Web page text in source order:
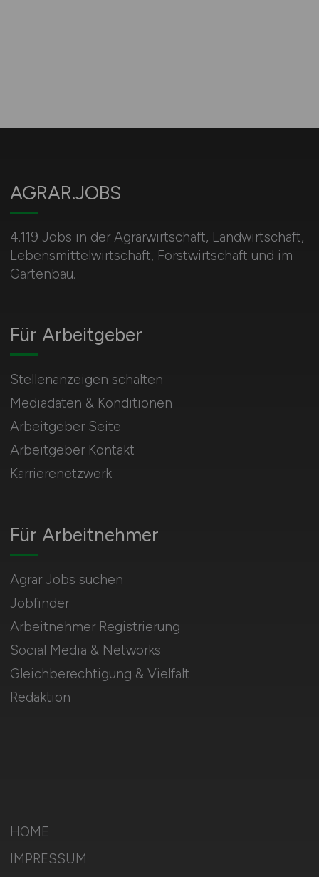
AGRAR.JOBS
4.119 Jobs in der Agrarwirtschaft, Landwirtschaft,
Lebensmittelwirtschaft, Forstwirtschaft und im
Gartenbau.
Für Arbeitnehmer
Agrar Jobs suchen
Jobfinder
Arbeitnehmer Registrierung
Social Media & Networks
Gleichberechtigung & Vielfalt
Redaktion
Für Arbeitgeber
Stellenanzeigen schalten
Mediadaten & Konditionen
Arbeitgeber Seite
Arbeitgeber Kontakt
Karrierenetzwerk
HOME
IMPRESSUM